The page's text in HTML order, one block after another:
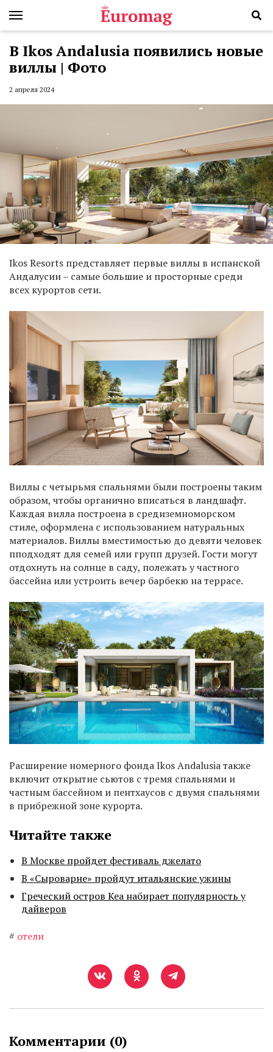
В Ikos Andalusia появились новые
виллы | Фото
2 апреля 2024
Ikos Resorts представляет первые виллы в испанской
Андалусии – самые большие и просторные среди
всех курортов сети.
Виллы с четырьмя спальнями были построены таким
образом, чтобы органично вписаться в ландшафт.
Каждая вилла построена в средиземноморском
стиле, оформлена с использованием натуральных
материалов. Виллы вместимостью до девяти человек
пподходят для семей или групп друзей. Гости могут
отдохнуть на солнце в саду, полежать у частного
бассейна или устроить вечер барбекю на террасе.
Расширение номерного фонда Ikos Andalusia также
включит открытие сьютов с тремя спальнями и
частным бассейном и пентхаусов с двумя спальнями
в прибрежной зоне курорта.
Читайте также
В Москве пройдет фестиваль джелато
В «Сыроварне» пройдут итальянские ужины
Греческий остров Кеа набирает популярность у
дайверов
# отели
Комментарии (0)